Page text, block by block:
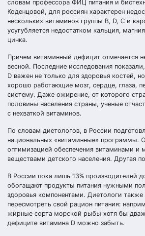
словам профессора ФИЦ питания и
Коденцовой, для россиян характерен
нескольких витаминов группы В, D, С и
усугубляется недостатком кальция,
цинка.
Причем витаминный дефицит отмечается
весной. Последние исследования
D важен не только для здоровья костей,
хорошо работающие мозг, сердце, глаза,
систему. Даже ожирение, от которого
половины населения страны, ученые
с нехваткой витаминов.
По словам диетологов, в России
национальных «витаминные» программы.
оптимизацией обеспечения витаминами и
веществами детского населения. Другая
В России пока лишь 13% производителей
обогащают продукты питания нужными
здоровья компонентами. Диетологи также
пересмотреть свой рацион питания:
жирные сорта морской рыбы хотя бы
дефиците витамина D можно забыть.